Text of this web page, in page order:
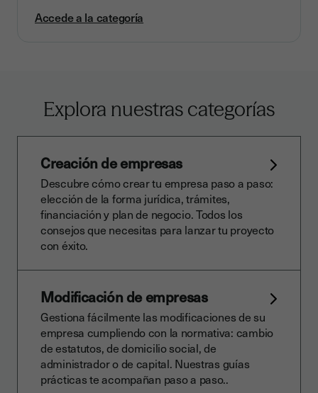
Accede a la categoría
Explora nuestras categorías
Creación de empresas
Descubre cómo crear tu empresa paso a paso:
elección de la forma jurídica, trámites,
financiación y plan de negocio. Todos los
consejos que necesitas para lanzar tu proyecto
con éxito.
Modificación de empresas
Gestiona fácilmente las modificaciones de su
empresa cumpliendo con la normativa: cambio
de estatutos, de domicilio social, de
administrador o de capital. Nuestras guías
prácticas te acompañan paso a paso..